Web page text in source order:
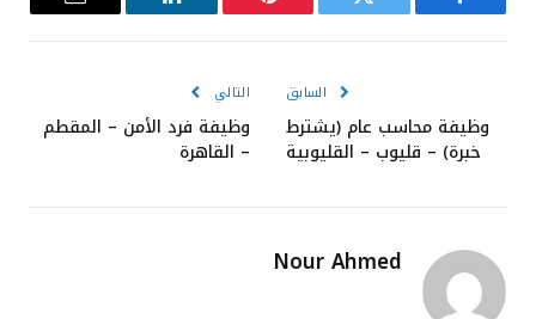
فيسبوك تويتر بينتيريست لينكدإن
البريد
السابق
وظيفة محاسب عام (يشترط
خبرة) – قليوب – القليوبية
التالي
وظيفة فرد الأمن – المقطم
– القاهرة
Nour Ahmed